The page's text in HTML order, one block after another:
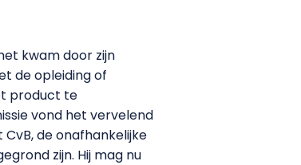
kwam door zijn
de opleiding of
product te
vond het vervelend
de onafhankelijke
zijn. Hij mag nu